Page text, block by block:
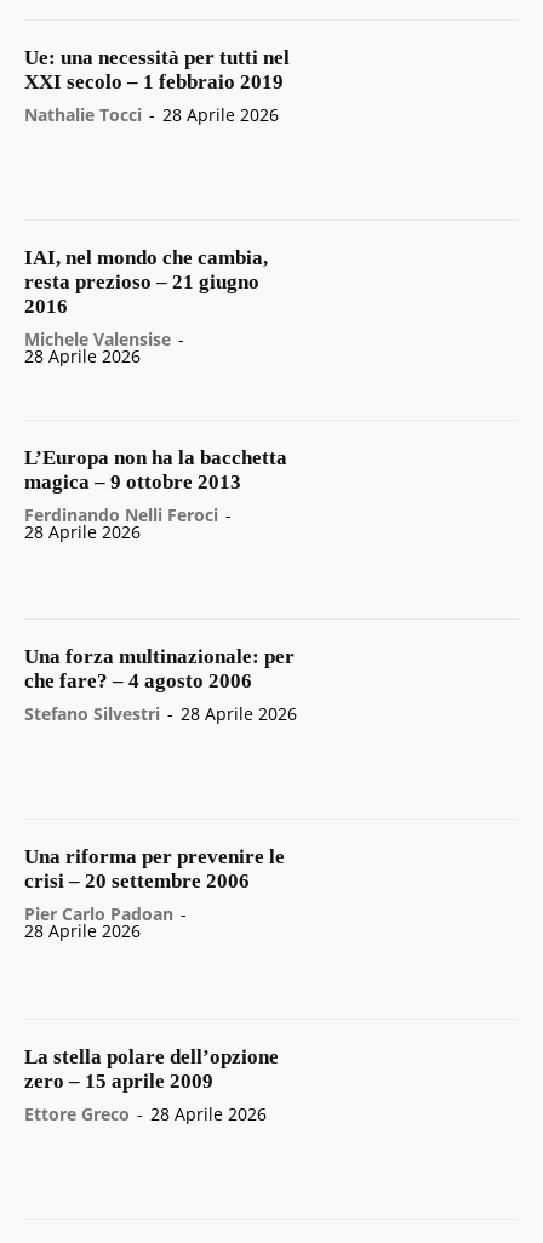
Ue: una necessità per tutti nel
XXI secolo – 1 febbraio 2019
Nathalie Tocci - 28 Aprile 2026
IAI, nel mondo che cambia,
resta prezioso – 21 giugno
2016
Michele Valensise -
28 Aprile 2026
L’Europa non ha la bacchetta
magica – 9 ottobre 2013
Ferdinando Nelli Feroci -
28 Aprile 2026
Una forza multinazionale: per
che fare? – 4 agosto 2006
Stefano Silvestri - 28 Aprile 2026
Una riforma per prevenire le
crisi – 20 settembre 2006
Pier Carlo Padoan -
28 Aprile 2026
La stella polare dell’opzione
zero – 15 aprile 2009
Ettore Greco - 28 Aprile 2026